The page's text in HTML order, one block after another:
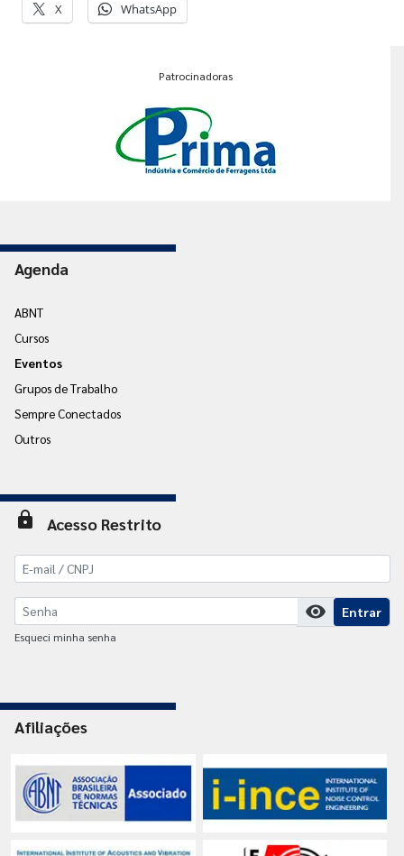
X WhatsApp
Patrocinadoras
Agenda
ABNT
Cursos
Eventos
Grupos de Trabalho
Sempre Conectados
Outros
lock Acesso Restrito
visibility Entrar
Esqueci minha senha
Afiliações